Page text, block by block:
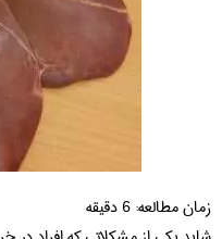
زمان مطالعه:6دقیقه